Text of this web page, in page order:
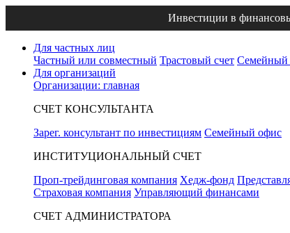
Инвестиции в
Для частных лиц
Частный или совместный Трастовый счет Семейный
Для организаций
Организации: главная
СЧЕТ КОНСУЛЬТАНТА
Зарег. консультант по инвестициям Семейный офис
ИНСТИТУЦИОНАЛЬНЫЙ СЧЕТ
Проп-трейдинговая компания Хедж-фонд
Страховая компания Управляющий финансами
СЧЕТ АДМИНИСТРАТОРА